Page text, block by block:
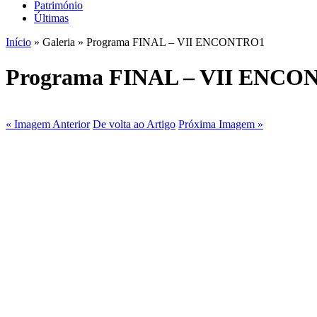
Património
Últimas
Início » Galeria » Programa FINAL – VII ENCONTRO1
Programa FINAL – VII
« Imagem Anterior De volta ao Artigo Próxima Imagem »